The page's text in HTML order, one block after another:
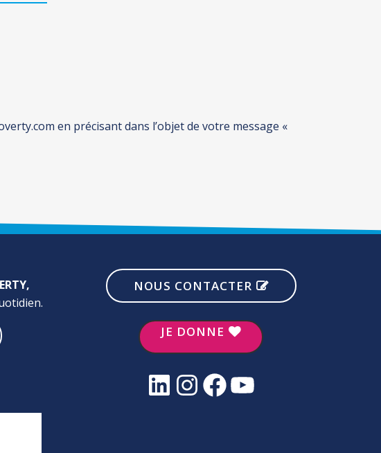
en précisant dans l’objet de votre message «
NOUS CONTACTER
JE DONNE
LinkedInInstagramFacebookYouTube